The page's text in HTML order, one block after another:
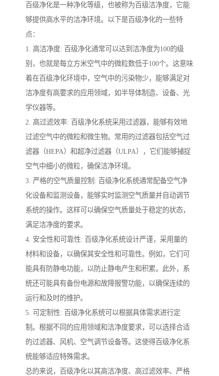
百级净化是一种净化等级，也被称为百级洁净度，它能
够提供高水平的洁净环境。以下是百级净化的一些特
点：
1. 高洁净度: 百级净化通常可以达到洁净度为100的级
别，也就是每立方米空气中的微粒数低于100个。这意味
着在百级净化环境中，空气中的污染物少，能够满足对
洁净度有高要求的应用领域，如半导体制造、设备、光
学仪器等。
2. 高过滤效率: 百级净化系统采用过滤器，能够有效地
过滤空气中的微粒和微生物。常用的过滤器包括空气过
滤器（HEPA）和超净过滤器（ULPA），它们能够捕捉
空气中细小的微粒，确保洁净环境。
3. 严格的空气质量控制: 百级净化系统通常配备空气净
化设备和监测设备，能够实时监测空气质量并自动调节
系统的操作。这样可以确保空气质量处于稳定的状态，
满足洁净度的要求。
4. 安全性和可靠性: 百级净化系统设计严谨，采用量的
材料和设备，以确保其安全性和可靠性。例如，它们可
能具有防静电功能，以防止静电产生和积累。此外，系
统还可能具有备份电源和故障报警功能，以确保连续的
运行和及时的维护。
5. 可定制性: 百级净化系统可以根据具体需求进行定
制。根据不同的应用领域和洁净度要求，可以选择合适
的过滤器、风机、空气调节设备等。这使得百级净化系
统能够适应特殊需求。
总的来说，百级净化以其高洁净度、高过滤效率、严格